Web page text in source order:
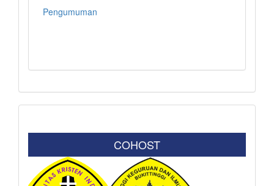
Pengumuman
COHOST